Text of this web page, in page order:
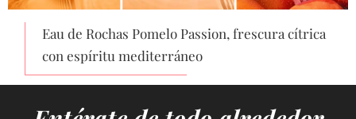
Eau de Rochas Pomelo Passion, frescura cítrica
con espíritu mediterráneo